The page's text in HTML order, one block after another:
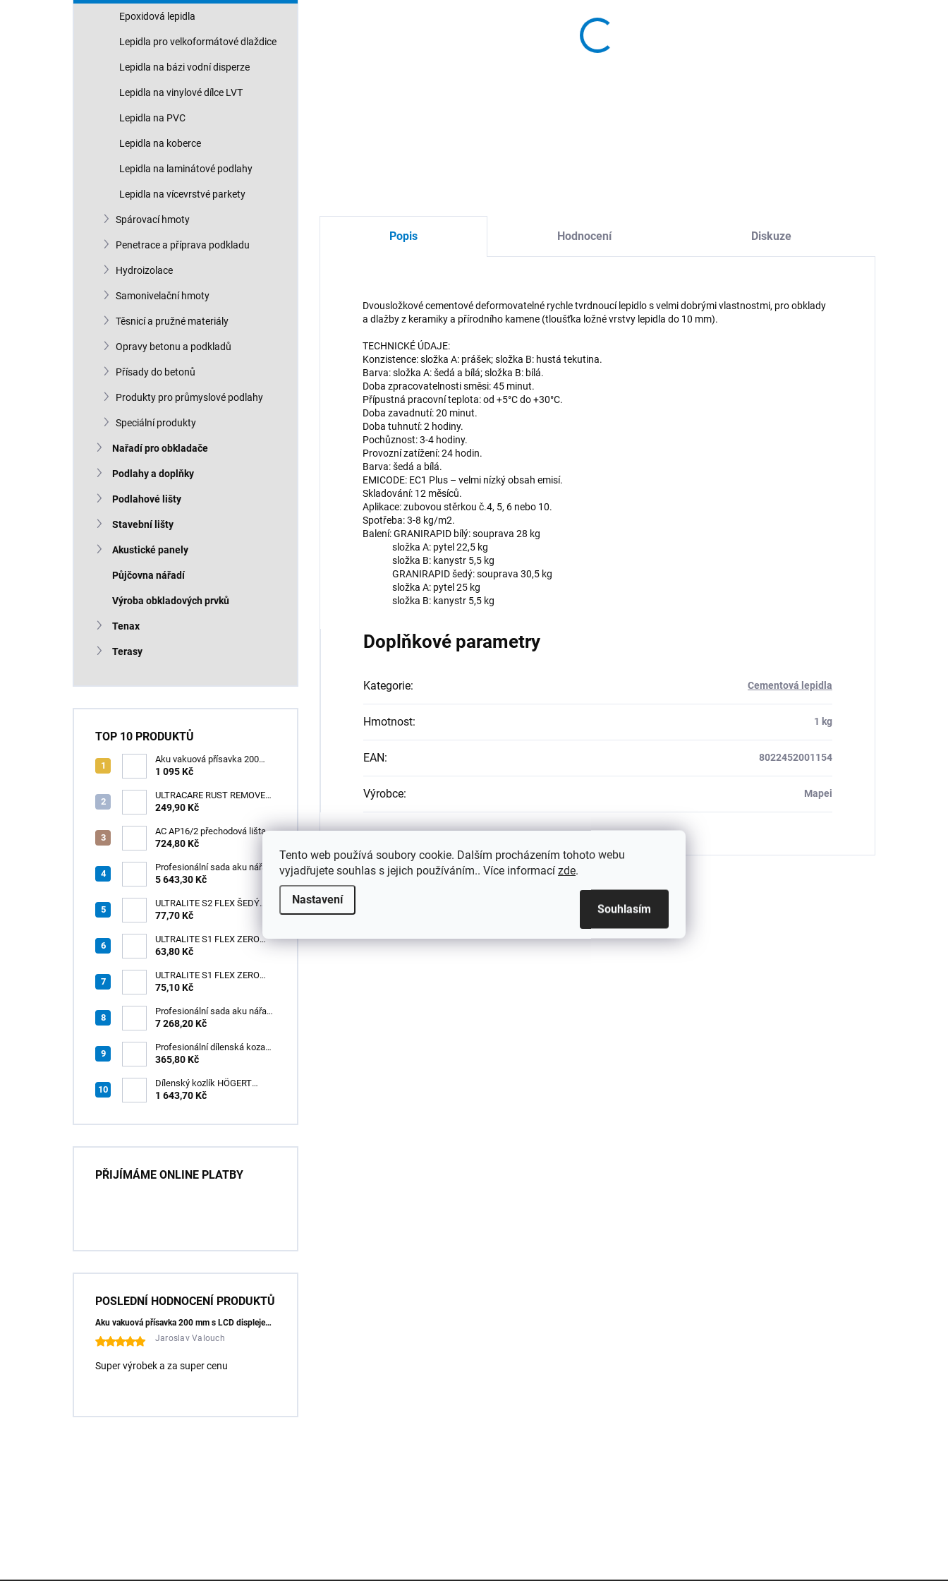
Tento web používá soubory cookie. Dalším procházením tohoto webu
vyjadřujete souhlas s jejich používáním.. Více informací zde.
Nastavení
Souhlasím
n
Epoxidová lepidla
Lepidla pro velkoformátové dlaždice
Lepidla na bázi vodní disperze
Lepidla na vinylové dílce LVT
Lepidla na PVC
Lepidla na koberce
Lepidla na laminátové podlahy
Lepidla na vícevrstvé parkety
Spárovací hmoty
Penetrace a příprava podkladu
Hydroizolace
Samonivelační hmoty
Těsnicí a pružné materiály
Opravy betonu a podkladů
Přísady do betonů
Produkty pro průmyslové podlahy
Speciální produkty
Nařadí pro obkladače
Podlahy a doplňky
Podlahové lišty
Stavební lišty
Akustické panely
Půjčovna nářadí
Výroba obkladových prvků
Tenax
Terasy
TOP 10 PRODUKTŮ
Aku vakuová přísavka 200
mm s LCD displejem (150 kg)
1 095 Kč
ULTRACARE RUST REMOVER
0,125 l /1ks
249,90 Kč
AC AP16/2 přechodová lišta
pro kabely, hliník elox stříbro,
724,80 Kč
Profesionální sada aku nářadí
3v1 HÖGERT
5 643,30 Kč
ULTRALITE S2 FLEX ŠEDÝ
/15kg
77,70 Kč
ULTRALITE S1 FLEX ZERO
ŠEDÝ /15kg
63,80 Kč
ULTRALITE S1 FLEX ZERO
BÍLÝ NOVINKA/15kg
75,10 Kč
Profesionální sada aku nářadí
3v1 20V HÖGERT
7 268,20 Kč
Profesionální dílenská koza
HÖGERT HT7G550
365,80 Kč
Dílenský kozlík HÖGERT
HT7G551
1 643,70 Kč
PŘIJÍMÁME ONLINE PLATBY
POSLEDNÍ HODNOCENÍ PRODUKTŮ
Aku vakuová přísavka 200 mm s LCD displejem (150 kg) - HÖGERT HT3B355
Jaroslav Valouch
Super výrobek a za super cenu
Popis Hodnocení Diskuze
Dvousložkové cementové deformovatelné rychle tvrdnoucí lepidlo s velmi dobrými vlastnostmi, pro obklady
a dlažby z keramiky a přírodního kamene (tloušťka ložné vrstvy lepidla do 10 mm).
TECHNICKÉ ÚDAJE:
Konzistence: složka A: prášek; složka B: hustá tekutina.
Barva: složka A: šedá a bílá; složka B: bílá.
Doba zpracovatelnosti směsi: 45 minut.
Přípustná pracovní teplota: od +5°C do +30°C.
Doba zavadnutí: 20 minut.
Doba tuhnutí: 2 hodiny.
Pochůznost: 3-4 hodiny.
Provozní zatížení: 24 hodin.
Barva: šedá a bílá.
EMICODE: EC1 Plus – velmi nízký obsah emisí.
Skladování: 12 měsíců.
Aplikace: zubovou stěrkou č.4, 5, 6 nebo 10.
Spotřeba: 3-8 kg/m2.
Balení: GRANIRAPID bílý: souprava 28 kg
složka A: pytel 22,5 kg
složka B: kanystr 5,5 kg
GRANIRAPID šedý: souprava 30,5 kg
složka A: pytel 25 kg
složka B: kanystr 5,5 kg
Doplňkové parametry
Kategorie: Cementová lepidla
Hmotnost: 1 kg
EAN: 8022452001154
Výrobce: Mapei